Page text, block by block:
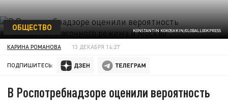
KONSTANTIN KOKOSHKIN/GLOBALLOOKPRESS
ОБЩЕСТВО
КАРИНА РОМАНОВА 13 ДЕКАБРЯ 14:27
ПОДПИШИТЕСЬ:
В Роспотребнадзоре оценили вероятность